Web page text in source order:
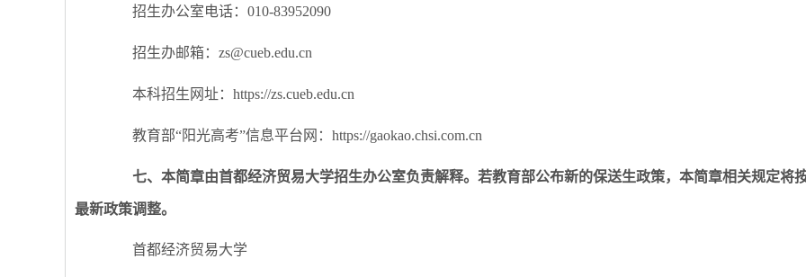
招生办公室电话：010-83952090
招生办邮箱： zs@cueb.edu.cn
本科招生网址：https://zs.cueb.edu.cn
教育部“阳光高考”信息平台网：https://gaokao.chsi.com.cn
七、本简章由首都经济贸易大学招生办公室负责解释。若教育部公布新的保送生政策，本简章相关规定将
最新政策调整。
首都经济贸易大学